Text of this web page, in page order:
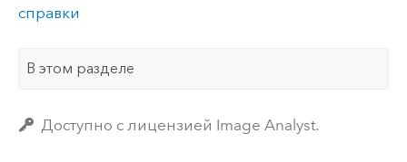
справки
В этом разделе
Доступно с лицензией Image Analyst.